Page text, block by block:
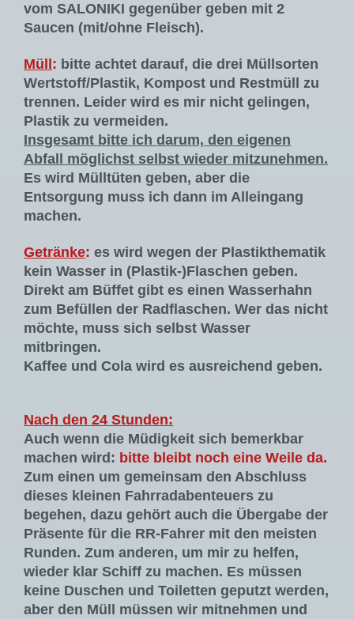
vom SALONIKI gegenüber geben mit 2
Saucen (mit/ohne Fleisch).
Müll : bitte achtet darauf, die drei Müllsorten
Wertstoff/Plastik, Kompost und Restmüll zu
trennen. Leider wird es mir nicht gelingen,
Plastik zu vermeiden.
Insgesamt bitte ich darum, den eigenen
Abfall möglichst selbst wieder mitzunehmen.
Es wird Mülltüten geben, aber die
Entsorgung muss ich dann im Alleingang
machen.
Getränke: es wird wegen der Plastikthematik
kein Wasser in (Plastik-)Flaschen geben.
Direkt am Büffet gibt es einen Wasserhahn
zum Befüllen der Radflaschen. Wer das nicht
möchte, muss sich selbst Wasser
mitbringen.
Kaffee und Cola wird es ausreichend geben.
Nach den 24 Stunden:
Auch wenn die Müdigkeit sich bemerkbar
machen wird: bitte bleibt noch eine Weile da.
Zum einen um gemeinsam den Abschluss
dieses kleinen Fahrradabenteuers zu
begehen, dazu gehört auch die Übergabe der
Präsente für die RR-Fahrer mit den meisten
Runden. Zum anderen, um mir zu helfen,
wieder klar Schiff zu machen. Es müssen
keine Duschen und Toiletten geputzt werden,
aber den Müll müssen wir mitnehmen und